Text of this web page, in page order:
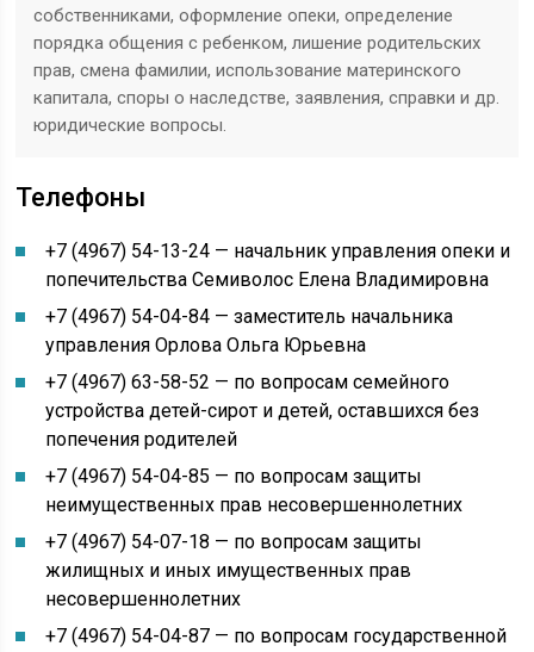
собственниками, оформление опеки, определение
порядка общения с ребенком, лишение родительских
прав, смена фамилии, использование материнского
капитала, споры о наследстве, заявления, справки и др.
юридические вопросы.
Телефоны
+7 (4967) 54-13-24 — начальник управления опеки и
попечительства Семиволос Елена Владимировна
+7 (4967) 54-04-84 — заместитель начальника
управления Орлова Ольга Юрьевна
+7 (4967) 63-58-52 — по вопросам семейного
устройства детей-сирот и детей, оставшихся без
попечения родителей
+7 (4967) 54-04-85 — по вопросам защиты
неимущественных прав несовершеннолетних
+7 (4967) 54-07-18 — по вопросам защиты
жилищных и иных имущественных прав
несовершеннолетних
+7 (4967) 54-04-87 — по вопросам государственной